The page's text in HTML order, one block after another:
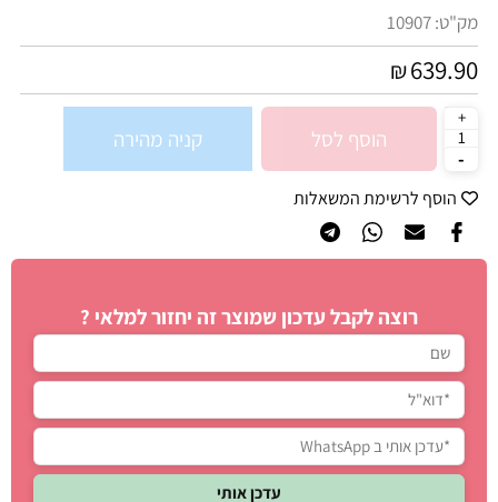
מק"ט:10907
₪639.90
הוסף לסל קניה מהירה
הוסף לרשימת המשאלות
רוצה לקבל עדכון שמוצר זה יחזור למלאי ?